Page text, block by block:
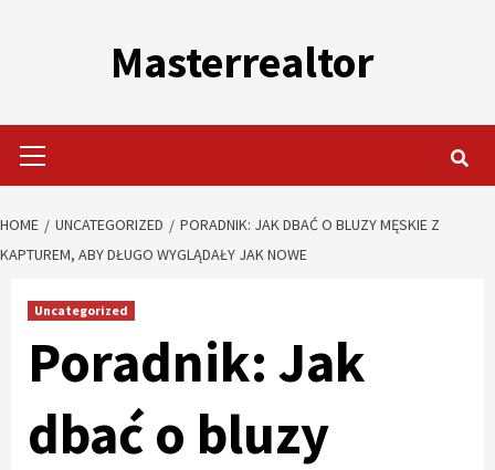
Masterrealtor
Menu
HOME UNCATEGORIZED
PORADNIK: JAK DBAĆ O BLUZY MĘSKIE Z
KAPTUREM, ABY DŁUGO WYGLĄDAŁY JAK NOWE
Uncategorized
Poradnik: Jak
dbać o bluzy